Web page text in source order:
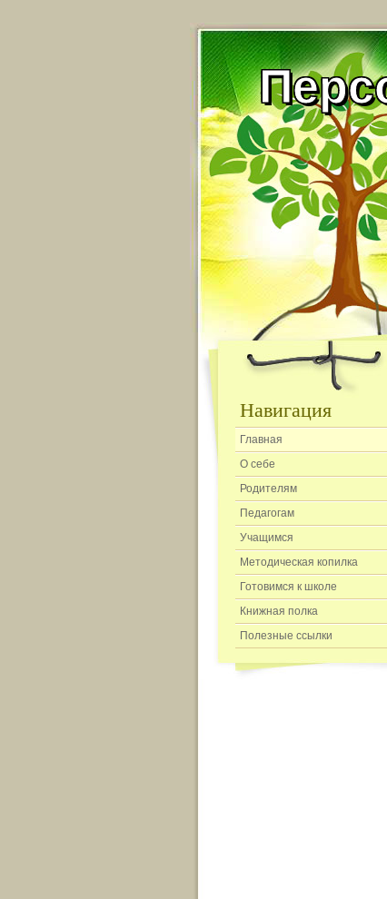
Навигация
Главная
О себе
Родителям
Педагогам
Учащимся
Методическая копилка
Готовимся к школе
Книжная полка
Полезные ссылки